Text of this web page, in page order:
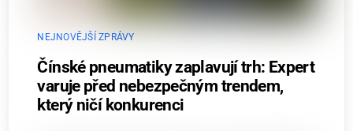
NEJNOVĚJŠÍ ZPRÁVY
Čínské pneumatiky zaplavují trh: Expert
varuje před nebezpečným trendem,
který ničí konkurenci